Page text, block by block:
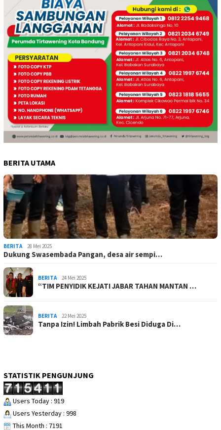
BERITA UTAMA
BERITA 28 Mei 2025
Dukung Swasembada Pangan, desa air sempi…
BERITA 24 Mei 2025
“TIM PENYIDIK KEJATI JABAR TAHAN MANTAN …
BERITA 22 Mei 2025
Tanpa Izin! Limbah Pabrik Besi Diduga Di…
STATISTIK PENGUNJUNG
Users Today : 919
Users Yesterday : 998
This Month : 7191